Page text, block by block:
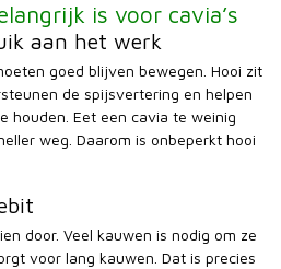
is voor cavia’s
aan het werk
goed blijven bewegen. Hooi zit
de spijsvertering en helpen
houden. Eet een cavia te weinig
weg. Daarom is onbeperkt hooi
door. Veel kauwen is nodig om ze
voor lang kauwen. Dat is precies